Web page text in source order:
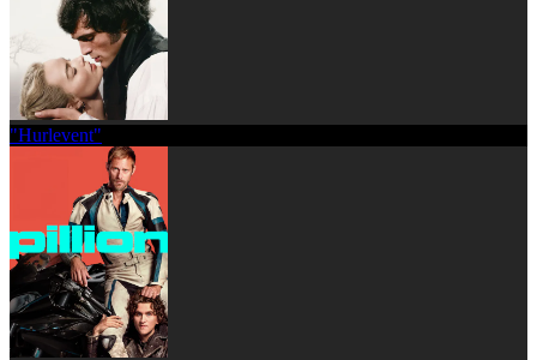
"Hurlevent"